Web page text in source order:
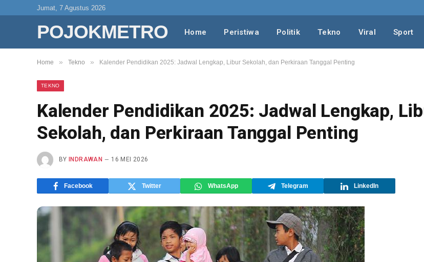
Jumat, 7 Agustus 2026
POJOKMETRO Home Peristiwa Politik Tekno Viral Sport
Home » Tekno » Kalender Pendidikan 2025: Jadwal Lengkap, Libur Sekolah, dan Perkiraan Tanggal Penting
TEKNO
Kalender Pendidikan 2025: Jadwal Lengkap,
Sekolah, dan Perkiraan Tanggal Penting
BY INDRAWAN 16 MEI 2026
Facebook Twitter WhatsApp Telegram LinkedIn